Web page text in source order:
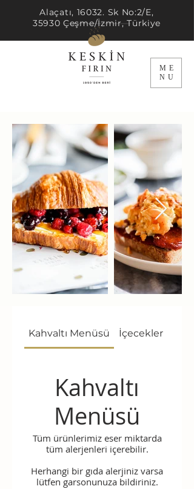
Alaçatı, 16032. Sk No:2/E,
35930 Çeşme/İzmir, Türkiye
ME
NU
Kahvaltı Menüsü İçecekler
Kahvaltı
Menüsü
Tüm ürünlerimiz eser miktarda
tüm alerjenleri içerebilir.
Herhangi bir gıda alerjiniz varsa
lütfen garsonunuza bildiriniz.